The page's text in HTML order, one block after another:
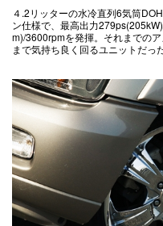
４.2リッターの水冷直列6気筒
ン仕様で、最高出力
m)/3600rpmを発揮。それまでの
まで気持ち良く回るユニットだった